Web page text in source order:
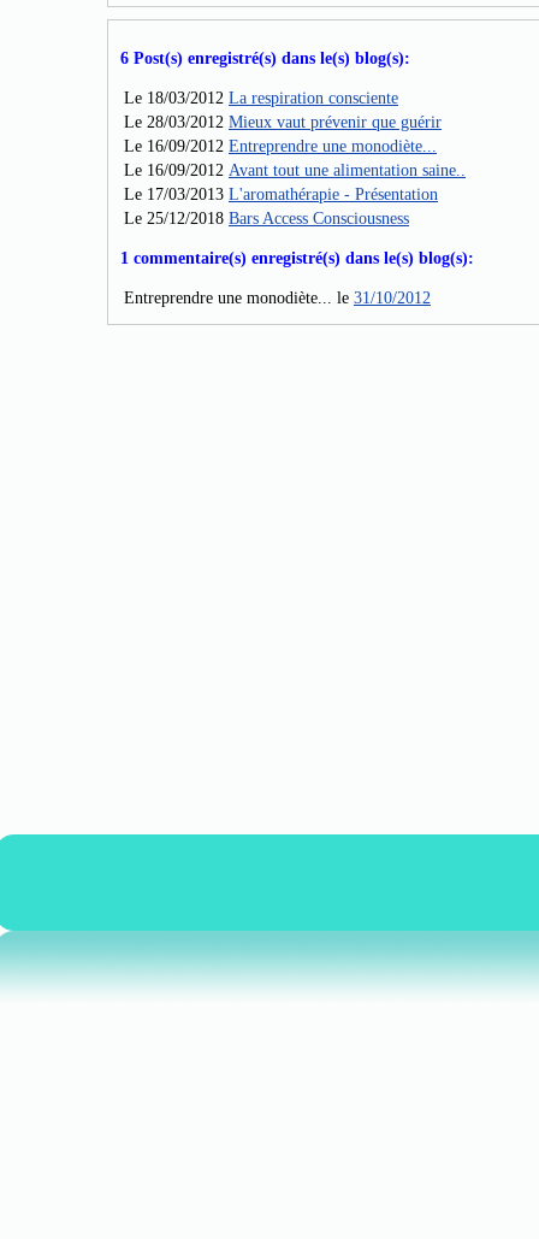
6 Post(s) enregistré(s) dans le(s) blog(s):
Le 18/03/2012 La respiration consciente
Le 28/03/2012 Mieux vaut prévenir que guérir
Le 16/09/2012 Entreprendre une monodiète...
Le 16/09/2012 Avant tout une alimentation saine..
Le 17/03/2013 L'aromathérapie - Présentation
Le 25/12/2018 Bars Access Consciousness
1 commentaire(s) enregistré(s) dans le(s) blog(s):
Entreprendre une monodiète... le 31/10/2012